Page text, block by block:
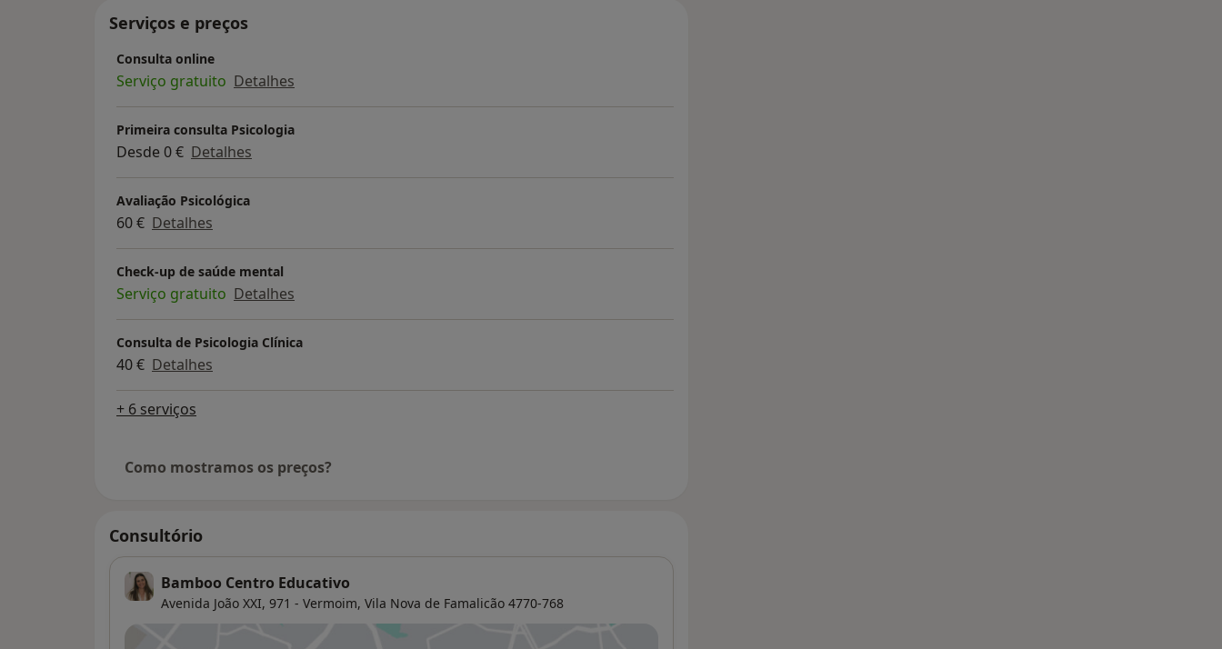
Serviços e preços
Consulta online
Serviço gratuito Detalhes
Primeira consulta Psicologia
Desde 0 € Detalhes
Avaliação Psicológica
60 € Detalhes
Check-up de saúde mental
Serviço gratuito Detalhes
Consulta de Psicologia Clínica
40 € Detalhes
+ 6 serviços
Como mostramos os preços?
Consultório
Bamboo Centro Educativo
Avenida João XXI, 971 - Vermoim, Vila Nova de Famalicão 4770-768